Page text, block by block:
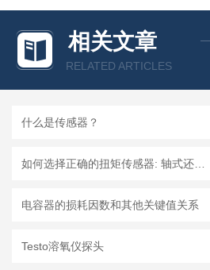
相关文章
RELATED ARTICLES
什么是传感器？
电容器的损耗因数和其他关键值关系
Testo溶氧仪探头